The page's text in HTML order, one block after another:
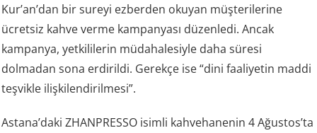
Kur’an’dan bir sureyi ezberden okuyan müşterilerine
ücretsiz kahve verme kampanyası düzenledi. Ancak
kampanya, yetkililerin müdahalesiyle daha süresi
dolmadan sona erdirildi. Gerekçe ise “dini faaliyetin maddi
teşvikle ilişkilendirilmesi”.
Astana’daki ZHANPRESSO isimli kahvehanenin 4 Ağustos’ta